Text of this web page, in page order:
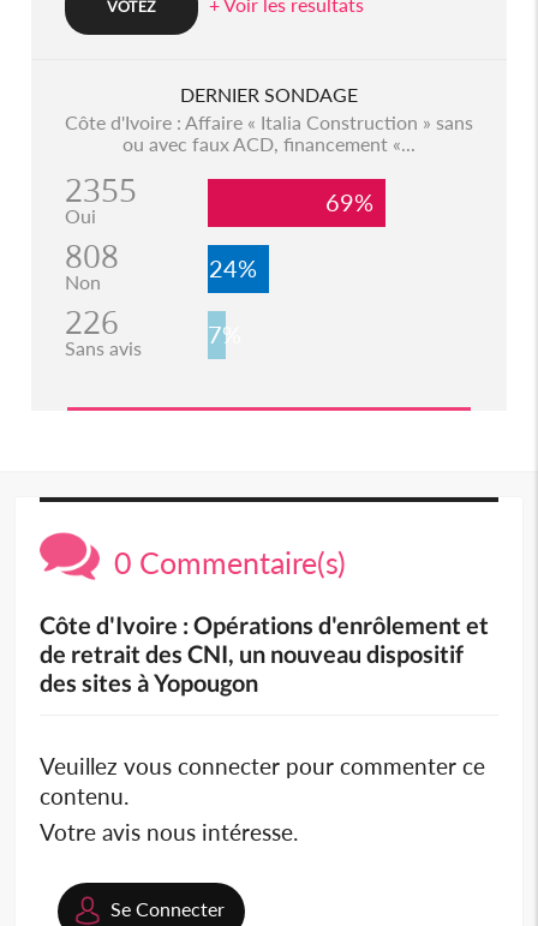
DERNIER SONDAGE
Côte d'Ivoire : Affaire « Italia Construction » sans
ou avec faux ACD, financement «...
2355
Oui 69%
808
Non 24%
226
Sans avis 7%
0 Commentaire(s)
Côte d'Ivoire : Opérations d'enrôlement et
de retrait des CNI, un nouveau dispositif
des sites à Yopougon
Veuillez vous connecter pour commenter ce
contenu.
Votre avis nous intéresse.
Se Connecter